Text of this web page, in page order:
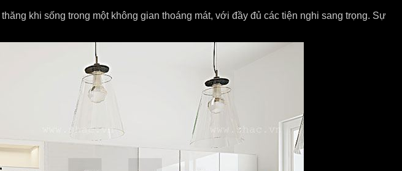
khi sống trong một không gian thoáng mát, với đầy đủ các tiện nghi sang trọng. Sự